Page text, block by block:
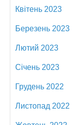
Квітень 2023
Березень 2023
Лютий 2023
Січень 2023
Грудень 2022
Листопад 2022